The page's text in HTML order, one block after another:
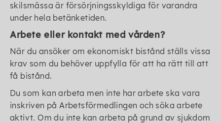
skilsmässa är försörjningsskyldiga för varandra
under hela betänketiden.
Arbete eller kontakt med vården?
När du ansöker om ekonomiskt bistånd ställs vissa
krav som du behöver uppfylla för att ha rätt till att
få bistånd.
Du som kan arbeta men inte har arbete ska vara
inskriven på Arbetsförmedlingen och söka arbete
aktivt. Om du inte kan arbeta på grund av sjukdom